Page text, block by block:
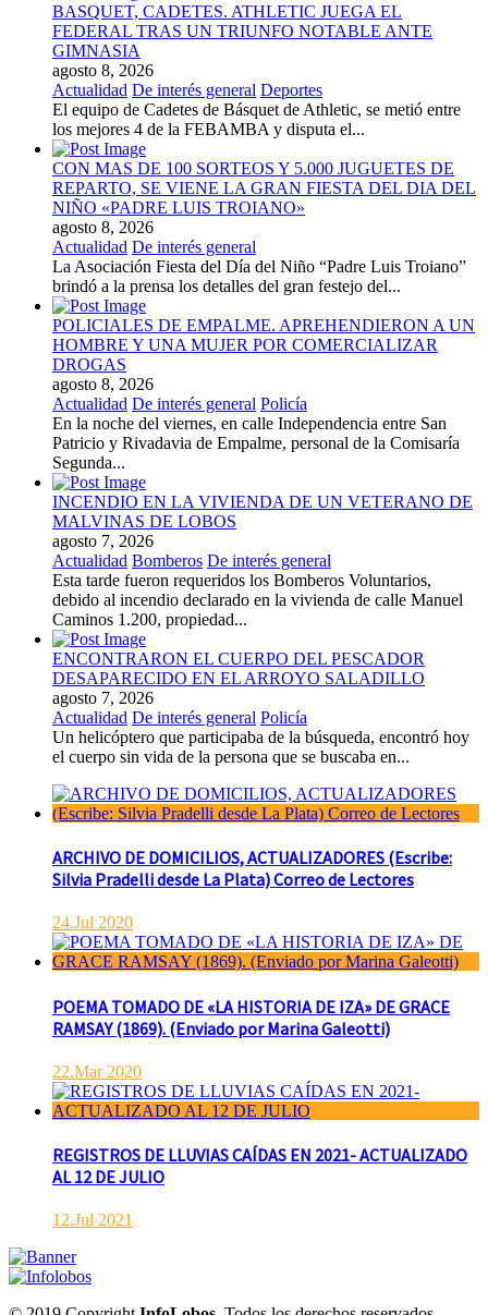
BASQUET, CADETES. ATHLETIC JUEGA EL
FEDERAL TRAS UN TRIUNFO NOTABLE ANTE
GIMNASIA
agosto 8, 2026
Actualidad De interés general Deportes
El equipo de Cadetes de Básquet de Athletic, se metió entre
los mejores 4 de la FEBAMBA y disputa el...
CON MAS DE 100 SORTEOS Y 5.000 JUGUETES DE
REPARTO, SE VIENE LA GRAN FIESTA DEL DIA DEL
NIÑO «PADRE LUIS TROIANO»
agosto 8, 2026
Actualidad De interés general
La Asociación Fiesta del Día del Niño “Padre Luis Troiano”
brindó a la prensa los detalles del gran festejo del...
POLICIALES DE EMPALME. APREHENDIERON A UN
HOMBRE Y UNA MUJER POR COMERCIALIZAR
DROGAS
agosto 8, 2026
Actualidad De interés general Policía
En la noche del viernes, en calle Independencia entre San
Patricio y Rivadavia de Empalme, personal de la Comisaría
Segunda...
INCENDIO EN LA VIVIENDA DE UN VETERANO DE
MALVINAS DE LOBOS
agosto 7, 2026
Actualidad Bomberos De interés general
Esta tarde fueron requeridos los Bomberos Voluntarios,
debido al incendio declarado en la vivienda de calle Manuel
Caminos 1.200, propiedad...
ENCONTRARON EL CUERPO DEL PESCADOR
DESAPARECIDO EN EL ARROYO SALADILLO
agosto 7, 2026
Actualidad De interés general Policía
Un helicóptero que participaba de la búsqueda, encontró hoy
el cuerpo sin vida de la persona que se buscaba en...
ARCHIVO DE DOMICILIOS, ACTUALIZADORES (Escribe:
Silvia Pradelli desde La Plata) Correo de Lectores
24.Jul 2020
POEMA TOMADO DE «LA HISTORIA DE IZA» DE GRACE
RAMSAY (1869). (Enviado por Marina Galeotti)
22.Mar 2020
REGISTROS DE LLUVIAS CAÍDAS EN 2021- ACTUALIZADO
AL 12 DE JULIO
12.Jul 2021